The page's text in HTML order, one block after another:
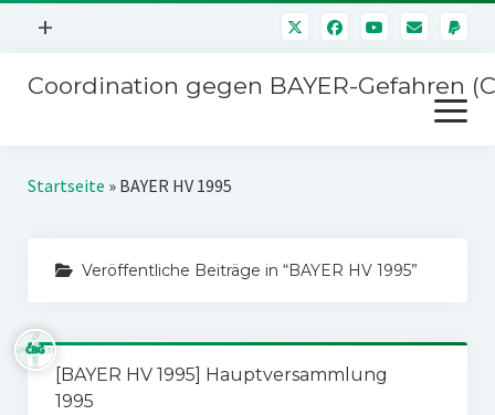
Menü
+
Mitmachen
Störfälle
Coordination gegen BAYER-Gefahren
Menü
öffnen
Kampagnen
Stichwort BAYER
SPENDEN
Startseite » BAYER HV 1995
Veröffentliche Beiträge in “BAYER HV 1995”
[BAYER HV 1995] Hauptversammlung
1995